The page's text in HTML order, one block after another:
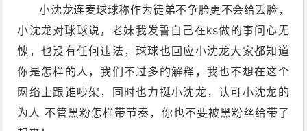
小沈龙连麦球球称作为徒弟不争脸更不会给丢脸，
小沈龙对球球说，老妹我发誓自己在ks做的事问心无
愧，也没有任何违法，球球也回应小沈龙大家都知道
你是怎样的人，我们不过多的解释，我也不想在这个
网络上跟谁吵架，同时也力挺小沈龙，认可小沈龙的
为人 不管黑粉怎样带节奏，你也不要被黑粉丝给带了